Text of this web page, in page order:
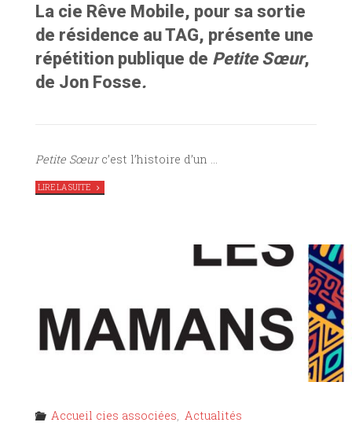
La cie Rêve Mobile, pour sa sortie
de résidence au TAG, présente une
répétition publique de Petite Sœur,
de Jon Fosse.
Petite Sœurc’est l’histoire d’un …
LIRE LA SUITE"LA
CIE
Accueil cies associées Actualités